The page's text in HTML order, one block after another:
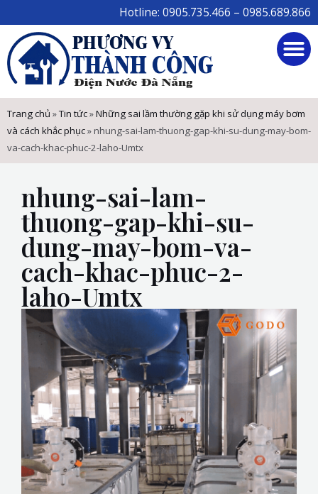
to
content
Hotline: 0905.735.466 – 0985.689.866
Trang chủ »Tin tức»Những sai lầm thường gặp khi sử dụng máy bơm
và cách khắc phục» nhung-sai-lam-thuong-gap-khi-su-dung-may-bom-
va-cach-khac-phuc-2-laho-Umtx
nhung-sai-lam-
thuong-gap-khi-su-
dung-may-bom-va-
cach-khac-phuc-2-
laho-Umtx